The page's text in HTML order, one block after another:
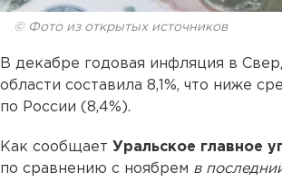
© Фото из открытых источников
В декабре годовая инфляция в
области составила 8,1%, что ниже
по России (8,4%).
Как сообщает Уральское главное
по сравнению с ноябрем в